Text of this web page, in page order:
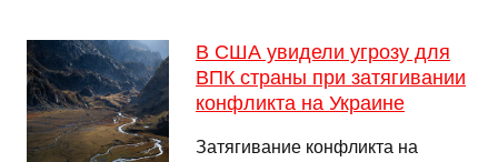
В США увидели угрозу для
ВПК страны при затягивании
конфликта на Украине
Затягивание конфликта на